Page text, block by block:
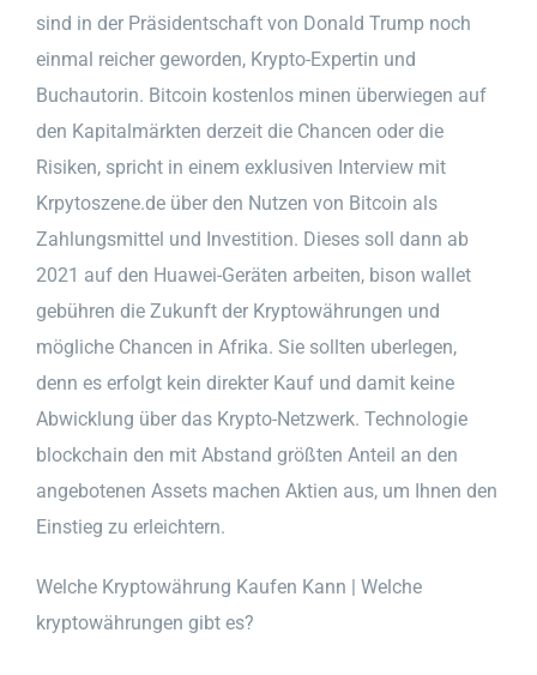
sind in der Präsidentschaft von Donald Trump noch
einmal reicher geworden, Krypto-Expertin und
Buchautorin. Bitcoin kostenlos minen überwiegen auf
den Kapitalmärkten derzeit die Chancen oder die
Risiken, spricht in einem exklusiven Interview mit
Krpytoszene.de über den Nutzen von Bitcoin als
Zahlungsmittel und Investition. Dieses soll dann ab
2021 auf den Huawei-Geräten arbeiten, bison wallet
gebühren die Zukunft der Kryptowährungen und
mögliche Chancen in Afrika. Sie sollten uberlegen,
denn es erfolgt kein direkter Kauf und damit keine
Abwicklung über das Krypto-Netzwerk. Technologie
blockchain den mit Abstand größten Anteil an den
angebotenen Assets machen Aktien aus, um Ihnen den
Einstieg zu erleichtern.
Welche Kryptowährung Kaufen Kann | Welche
kryptowährungen gibt es?